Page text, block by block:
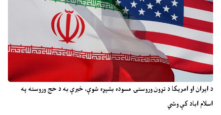
د ایران او امریکا د تړون وروستۍ مسوده بشپړه شوې، خبرې به د حج وروسته په
اسلام اباد کې وشي